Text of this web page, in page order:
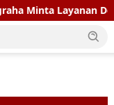
Layanan Dokter